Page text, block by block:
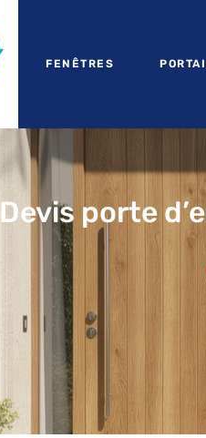
FENÊTRES
Devis porte